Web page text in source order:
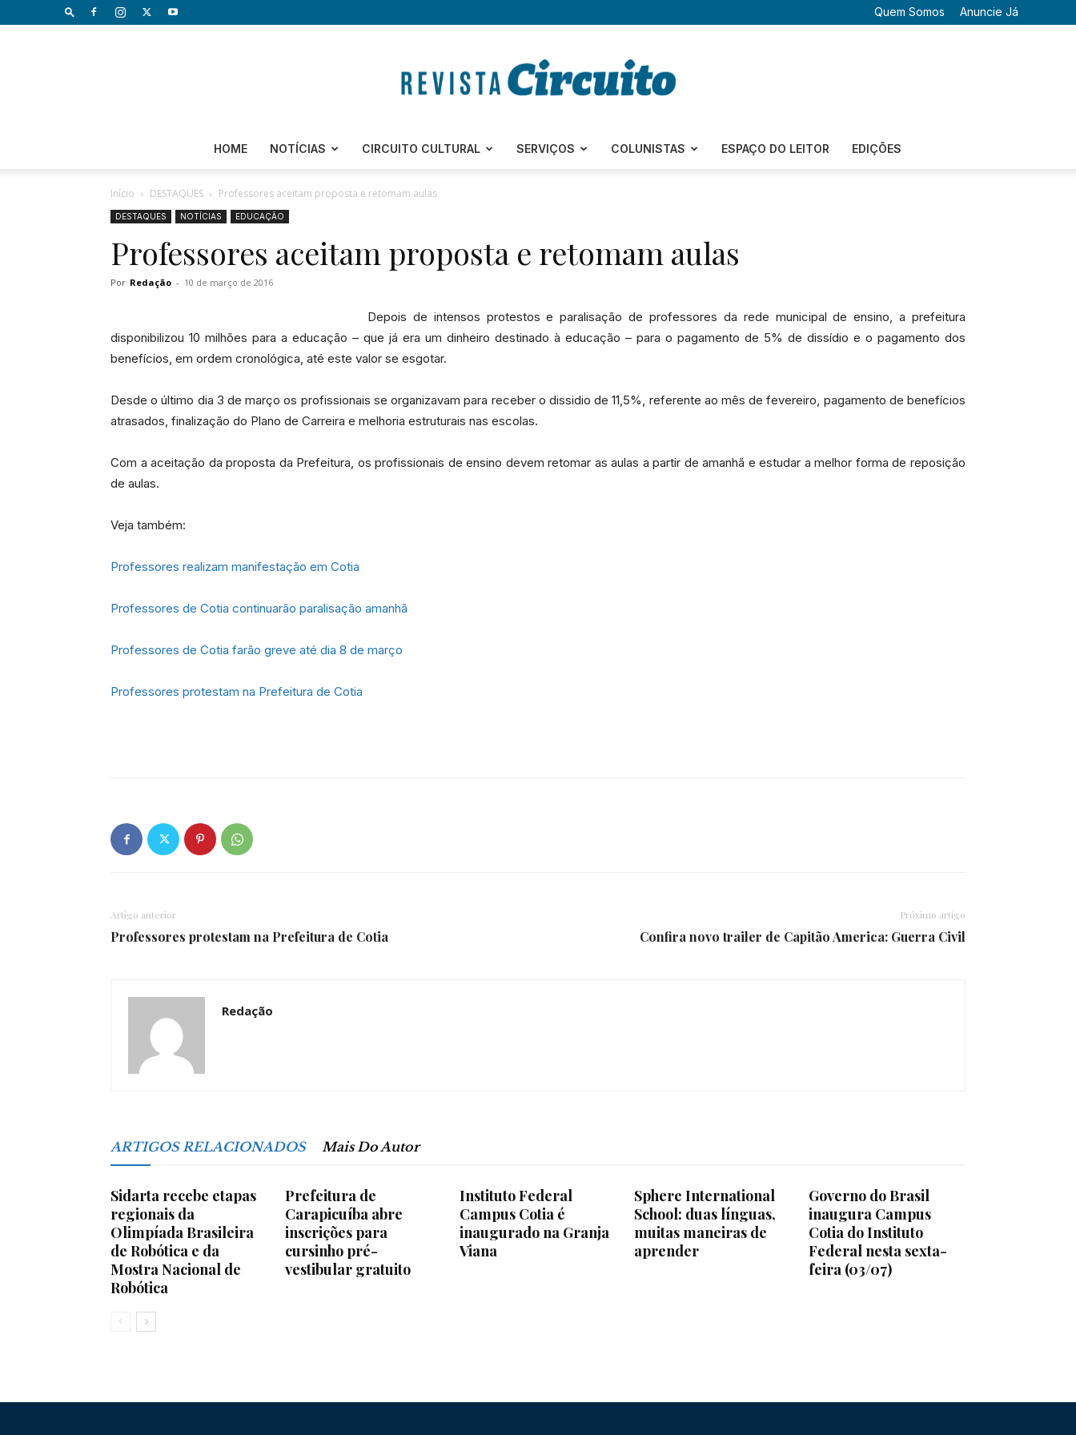
Quem Somos Anuncie Já
Revista
Circuito
Portal
Região
HOME NOTÍCIAS CIRCUITO CULTURAL SERVIÇOS COLUNISTAS ESPAÇO DO LEITOR EDIÇÕES
Início DESTAQUES Professores aceitam proposta e retomam aulas
DESTAQUES NOTÍCIAS EDUCAÇÃO
Professores aceitam proposta e retomam aulas
Por Redação - 10 de março de 2016
Depois de intensos protestos e paralisação de professores da rede municipal de ensino, a prefeitura
disponibilizou 10 milhões para a educação – que já era um dinheiro destinado à educação – para o pagamento de 5% de dissídio e o pagamento dos
benefícios, em ordem cronológica, até este valor se esgotar.
Desde o último dia 3 de março os profissionais se organizavam para receber o dissidio de 11,5%, referente ao mês de fevereiro, pagamento de benefícios
atrasados, finalização do Plano de Carreira e melhoria estruturais nas escolas.
Com a aceitação da proposta da Prefeitura, os profissionais de ensino devem retomar as aulas a partir de amanhã e estudar a melhor forma de reposição
de aulas.
Veja também:
Professores realizam manifestação em Cotia
Professores de Cotia continuarão paralisação amanhã
Professores de Cotia farão greve até dia 8 de março
Professores protestam na Prefeitura de Cotia
Artigo anterior
Professores protestam na Prefeitura de Cotia
Próximo artigo
Confira novo trailer de Capitão America: Guerra Civil
Redação
ARTIGOS RELACIONADOS Mais Do Autor
Sidarta recebe etapas
regionais da
Olimpíada Brasileira
de Robótica e da
Mostra Nacional de
Robótica
Prefeitura de
Carapicuíba abre
inscrições para
cursinho pré-
vestibular gratuito
Instituto Federal
Campus Cotia é
inaugurado na Granja
Viana
Sphere International
School: duas línguas,
muitas maneiras de
aprender
Governo do Brasil
inaugura Campus
Cotia do Instituto
Federal nesta sexta-
feira (03/07)